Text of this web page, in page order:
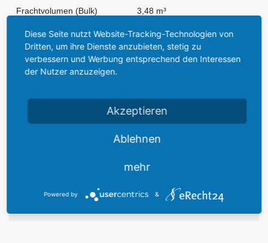
Frachtvolumen (Bulk) 3,48 m³
Besatzung 2
Triebwerke P&W R-1830-92 Twin Wasp
Triebwerksanzahl 2
Diese Seite nutzt Website-Tracking-Technologien von
Dritten, um ihre Dienste anzubieten, stetig zu
verbessern und Werbung entsprechend den Interessen
der Nutzer anzuzeigen.
Akzeptieren
Ablehnen
mehr
Powered by &